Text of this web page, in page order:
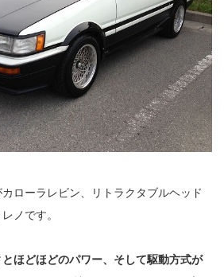
ローラレビン、リトラクタブルヘッド
ノです。
ほどほどのパワー、そして駆動方式が